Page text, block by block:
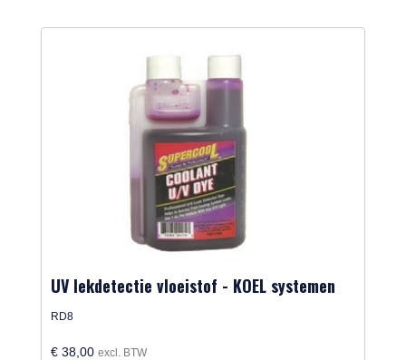
UV lekdetectie vloeistof - KOEL systemen
RD8
€ 38,00 excl. BTW